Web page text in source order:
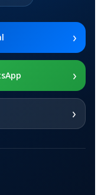
x200 / Samsung
Tab A8 10.5 2021 SM-
DE APOYO
›
›
›